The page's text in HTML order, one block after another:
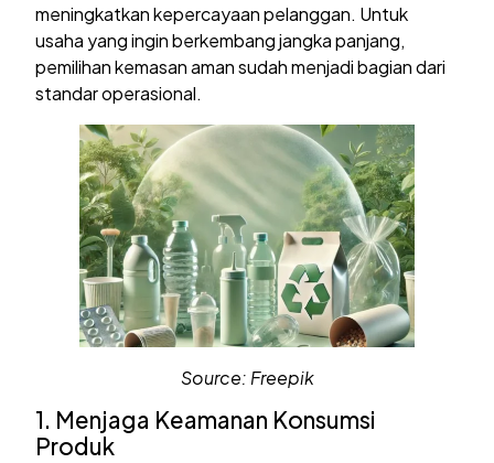
meningkatkan kepercayaan pelanggan. Untuk
usaha yang ingin berkembang jangka panjang,
pemilihan kemasan aman sudah menjadi bagian dari
standar operasional.
Source: Freepik
1. Menjaga Keamanan Konsumsi
Produk